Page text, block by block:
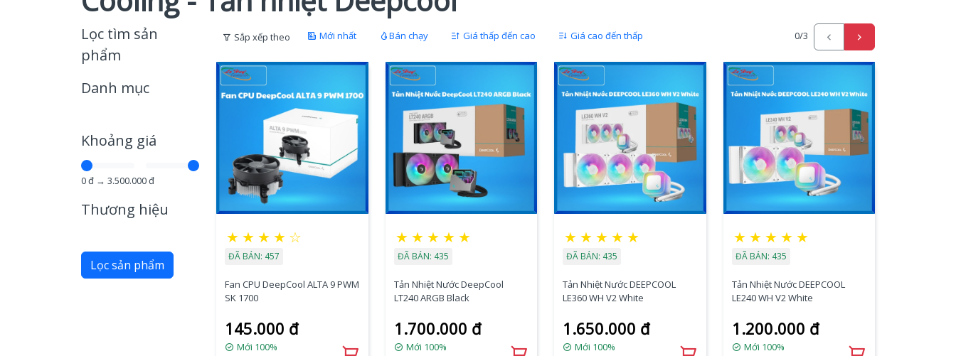
Lọc tìm sản
phẩm
Danh mục
Khoảng giá
0đ → 3.500.000đ
Thương hiệu
Lọc sản phẩm
Sắp xếp theo Mới nhất Bán chạy Giá thấp đến cao Giá cao đến thấp 0/3
★ ★ ★ ★ ☆
ĐÃ BÁN: 457
Fan CPU DeepCool ALTA 9 PWM
SK 1700
145.000 đ
Mới 100%
★ ★ ★ ★ ★
ĐÃ BÁN: 435
Tản Nhiệt Nước DeepCool
LT240 ARGB Black
1.700.000 đ
Mới 100%
★ ★ ★ ★ ★
ĐÃ BÁN: 435
Tản Nhiệt Nước DEEPCOOL
LE360 WH V2 White
1.650.000 đ
Mới 100%
★ ★ ★ ★ ★
ĐÃ BÁN: 435
Tản Nhiệt Nước DEEPCOOL
LE240 WH V2 White
1.200.000 đ
Mới 100%